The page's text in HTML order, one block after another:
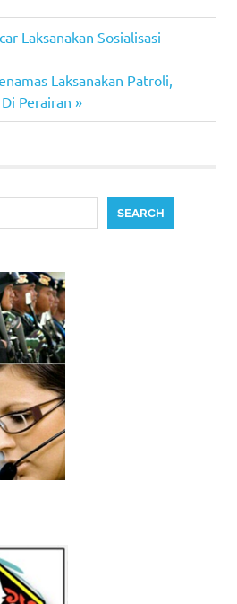
Laksanakan Sosialisasi
Laksanakan Patroli,
Perairan
SEARCH